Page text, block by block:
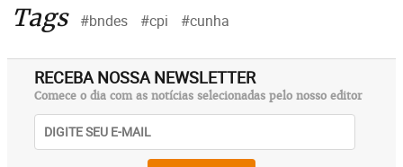
Tags #bndes #cpi #cunha
RECEBA NOSSA NEWSLETTER
Comece o dia com as notícias selecionadas pelo nosso editor